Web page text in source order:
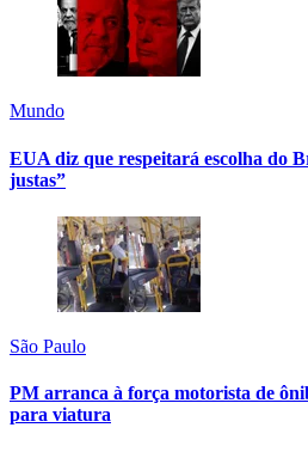
Mundo
EUA diz que respeitará escolha do
justas”
São Paulo
PM arranca à força motorista de
para viatura